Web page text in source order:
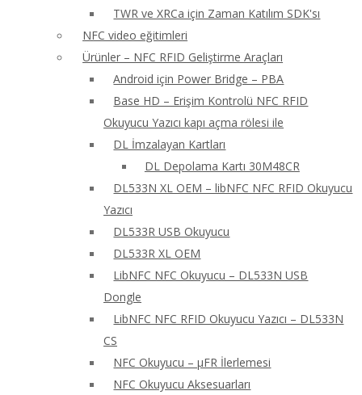
TWR ve XRCa için Zaman Katılım SDK'sı
NFC video eğitimleri
Ürünler – NFC RFID Geliştirme Araçları
Android için Power Bridge – PBA
Base HD – Erişim Kontrolü NFC RFID
Okuyucu Yazıcı kapı açma rölesi ile
DL İmzalayan Kartları
DL Depolama Kartı 30M48CR
DL533N XL OEM – libNFC NFC RFID Okuyucu
Yazıcı
DL533R USB Okuyucu
DL533R XL OEM
LibNFC NFC Okuyucu – DL533N USB
Dongle
LibNFC NFC RFID Okuyucu Yazıcı – DL533N
CS
NFC Okuyucu – μFR İlerlemesi
NFC Okuyucu Aksesuarları